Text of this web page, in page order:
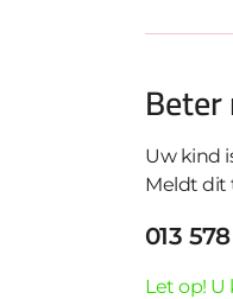
Uw kind
Meldt dit
013
Let op!